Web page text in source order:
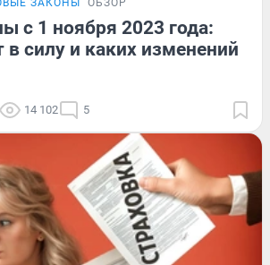
с 1 ноября 2023 года:
в силу и каких изменений
14 102 5